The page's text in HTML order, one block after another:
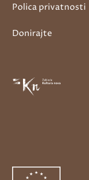
Polica privatnosti
Donirajte